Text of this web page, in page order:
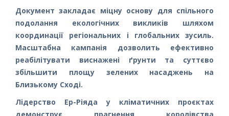
Документ закладає міцну основу для спільного
подолання екологічних викликів шляхом
координації регіональних і глобальних зусиль.
Масштабна кампанія дозволить ефективно
реабілітувати виснажені ґрунти та суттєво
збільшити площу зелених насаджень на
Близькому Сході.
Лідерство Ер-Ріяда у кліматичних проєктах